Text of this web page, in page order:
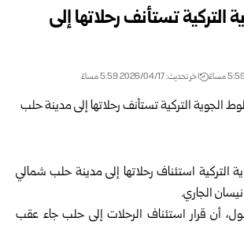
التركية تستأنف رحلاتها إلى
اخر تحديث: 2026/04/17 5:59 مساءً
التركية استئناف رحلاتها إلى مدينة حلب شمالي
أن قرار استئناف الرحلات إلى حلب جاء عقب